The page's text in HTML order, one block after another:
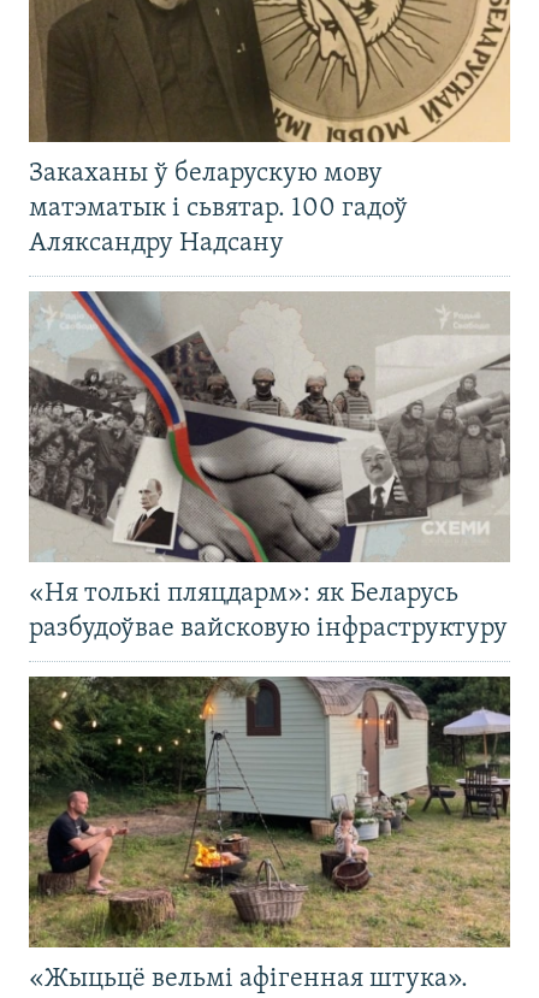
Закаханы ў беларускую мову
матэматык і сьвятар. 100 гадоў
Аляксандру Надсану
«Ня толькі пляцдарм»: як Беларусь
разбудоўвае вайсковую інфраструктуру
«Жыцьцё вельмі афігенная штука».